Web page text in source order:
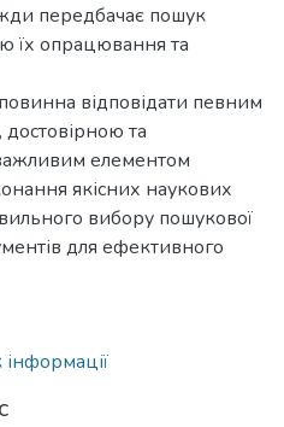
передбачає пошук
їх опрацювання та
відповідати певним
та
елементом
якісних наукових
вибору пошукової
для ефективного